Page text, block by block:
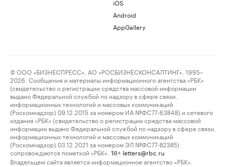
iOS
Android
AppGallery
© ООО «БИЗНЕСПРЕСС», АО «РОСБИЗНЕСКОНСАЛТИНГ», 1995–
2026. Сообщения и материалы информационного агентства «РБК»
(свидетельство о регистрации средства массовой информации
выдано Федеральной службой по надзору в сфере связи,
информационных технологий и массовых коммуникаций
(Роскомнадзор) 09.12.2015 за номером ИА №ФС77-63848) и сетевого
издания «РБК» (свидетельство о регистрации средства массовой
информации выдано Федеральной службой по надзору в сфере связи,
информационных технологий и массовых коммуникаций
(Роскомнадзор) 03.12.2021 за номером ЭЛ №ФС77-82385)
сопровождаются пометкой «РБК».
18+ letters@rbc.ru
Владельцем сайта является информационное агентство «РБК».